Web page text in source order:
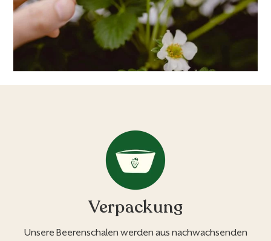
Verpackung
Unsere Beerenschalen werden aus nachwachsenden